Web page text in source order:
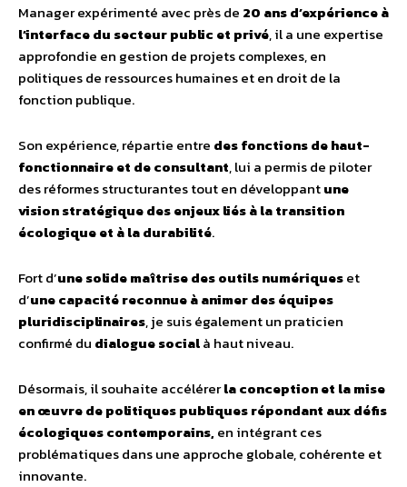
Manager expérimenté avec près de 20 ans d’expérience à
l’interface du secteur public et privé, il a une expertise
approfondie en gestion de projets complexes, en
politiques de ressources humaines et en droit de la
fonction publique.
Son expérience, répartie entre des fonctions de haut-
fonctionnaire et de consultant, lui a permis de piloter
des réformes structurantes tout en développantune
vision stratégique des enjeux liés à la transition
écologique et à la durabilité.
Fort d’une solide maîtrise des outils numériqueset
d’une capacité reconnue à animer des équipes
pluridisciplinaires, je suis également un praticien
confirmé du dialogue socialà haut niveau.
Désormais, il souhaite accélérerla conception et la mise
en œuvre de politiques publiques répondant aux défis
écologiques contemporains,en intégrant ces
problématiques dans une approche globale, cohérente et
innovante.